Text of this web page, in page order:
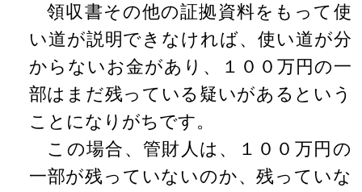
領収書その他の証拠資料をもって使
い道が説明できなければ、使い道が分
からないお金があり、１００万円の一
部はまだ残っている疑いがあるという
ことになりがちです。
この場合、管財人は、１００万円の
一部が残っていないのか、残っていな